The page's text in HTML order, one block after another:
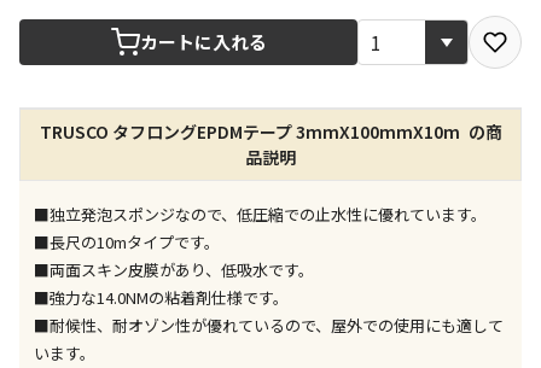
宅配や店舗受取を選択できる商品です
店舗のみで受取できる商品です（宅配便でのお届けが
できません）
※同時購入の商品は、全て同じ店舗での受取となりま
す
特定の店舗のみで受取ができる商品です（宅配便での
お届けができません）
※同時購入の商品は、全て同じ店舗での受取となりま
す
カートに入れる
TRUSCO タフロングEPDMテープ 3mmX100mmX10m の商
品説明
■独立発泡スポンジなので、低圧縮での止水性に優れています。
■長尺の10mタイプです。
■両面スキン皮膜があり、低吸水です。
■強力な14.0NMの粘着剤仕様です。
■耐候性、耐オゾン性が優れているので、屋外での使用にも適して
います。